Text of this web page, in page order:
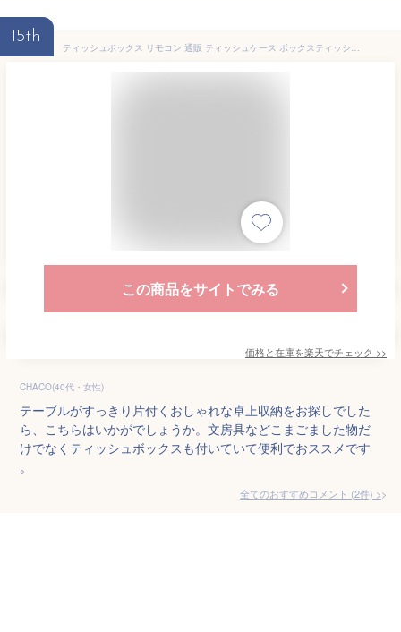
15th
ティッシュボックス リモコン 通販 ティッシュケース ボックスティッシュケース リモコンラック リモコンケース リモコン 収納 仕分け収納 リビング 寝室 多機能 卓上収納 収納用品 おしゃれ 小物収納 雑貨 インテリア 生活雑貨
この商品をサイトでみる
価格と在庫を楽天でチェック >>
CHACO(40代・女性)
テーブルがすっきり片付くおしゃれな卓上収納をお探しでした
ら、こちらはいかがでしょうか。文房具などこまごました物だ
けでなくティッシュボックスも付いていて便利でおススメです
。
全てのおすすめコメント (2件) >